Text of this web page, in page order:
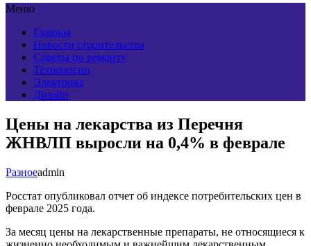
Меню
Главная
Новости строительства
Советы по ремонту
Технологии
Электрика
Дизайн
Цены на лекарства из Перечня
ЖНВЛП выросли на 0,4% в феврале
Разноеadmin
Росстат опубликовал отчет об индексе потребительских цен в
феврале 2025 года.
За месяц цены на лекарственные препараты, не относящиеся к